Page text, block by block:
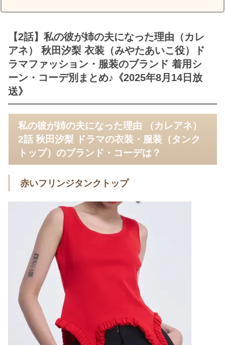
【2話】私の彼が姉の夫になった理由（カレ
アネ） 秋田汐梨 衣装（みやたあいこ役）ド
ラマファッション・服装のブランド 着用シ
ーン・コーデ別まとめ♪《2025年8月14日放
送》
私の彼が姉の夫になった理由 （カレアネ）
2話 秋田汐梨 ドラマの衣装・服装（タンク
トップ）のブランド・コーデは？
赤いフリンジタンクトップ